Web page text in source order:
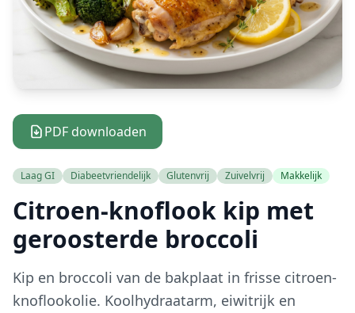
PDF downloaden
Laag GI Diabeetvriendelijk Glutenvrij Zuivelvrij Makkelijk
Citroen-knoflook kip met
geroosterde broccoli
Kip en broccoli van de bakplaat in frisse citroen-
knoflookolie. Koolhydraatarm, eiwitrijk en